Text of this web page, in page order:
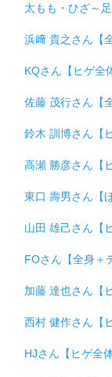
太もも・ひざ～足
浜﨑 貴之さん【
KQさん【ヒゲ全
佐藤 茂行さん【
鈴木 訓博さん【
高瀬 勝彦さん【
東口 壽男さん【
山田 雄己さん【
FOさん【全身＋
加藤 達也さん【
西村 健作さん【
HJさん【ヒゲ全体